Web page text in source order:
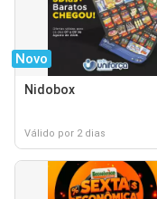
Novo
Nidobox
Válido por 2 dias